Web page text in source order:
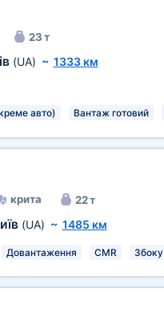
23 т
(UA) ~ 1333 км
авто) Вантаж готовий
крита 22 т
(UA) ~ 1485 км
Довантаження CMR Збоку